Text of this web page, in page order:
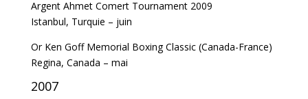
Argent Ahmet Comert Tournament 2009
Istanbul, Turquie – juin
Or Ken Goff Memorial Boxing Classic (Canada-France)
Regina, Canada – mai
2007